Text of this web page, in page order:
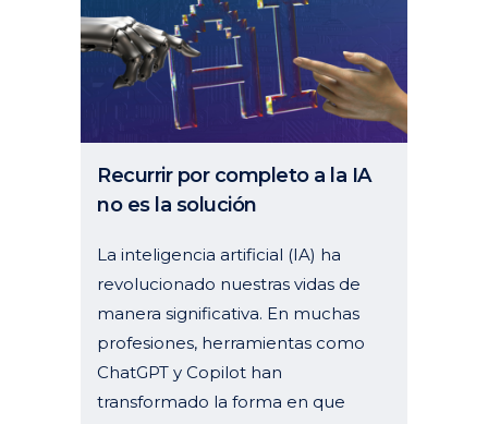
Recurrir por completo a la IA
no es la solución
La inteligencia artificial (IA) ha
revolucionado nuestras vidas de
manera significativa. En muchas
profesiones, herramientas como
ChatGPT y Copilot han
transformado la forma en que